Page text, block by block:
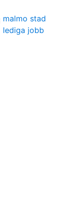
malmo stad
lediga jobb